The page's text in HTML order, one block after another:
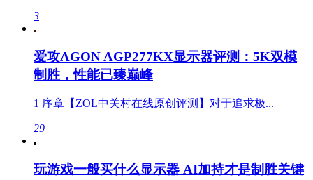
3
爱攻AGON AGP277KX显示器评测：5K双模
制胜，性能已臻巅峰
1 序章【ZOL中关村在线原创评测】对于追求极...
29
玩游戏一般买什么显示器 AI加持才是制胜关键